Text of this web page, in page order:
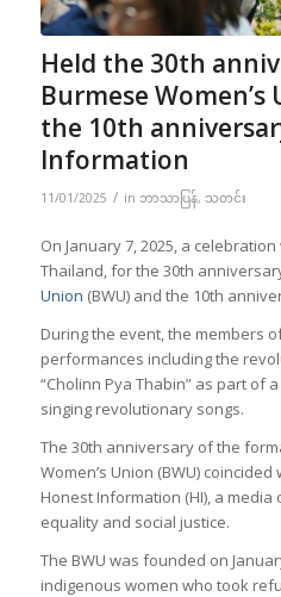
Held the 30th
Burmese Women’s
the 10th
Information
11/01/2025 / in ဘာသာပြန်, သတင်း
On January 7, 2025, a
Thailand, for the 30th
Union (BWU) and the 10th
During the event, the members
performances including the
“Cholinn Pya Thabin” as part of
singing revolutionary songs.
The 30th anniversary of the
Women’s Union (BWU)
Honest Information (HI), a
equality and social justice.
The BWU was founded on
indigenous women who took